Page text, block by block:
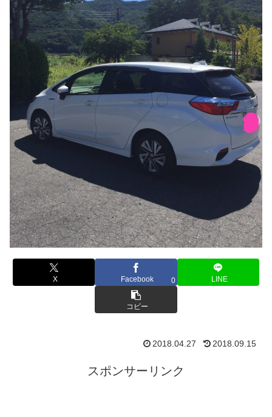
X Facebook 0 LINE
コピー
2018.04.27 2018.09.15
スポンサーリンク